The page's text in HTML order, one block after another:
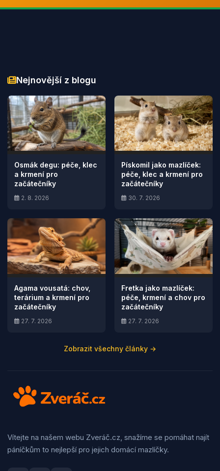
Nejnovější z blogu
Osmák degu: péče, klec
a krmení pro
začátečníky
2. 8. 2026
Pískomil jako mazlíček:
péče, klec a krmení pro
začátečníky
30. 7. 2026
Agama vousatá: chov,
terárium a krmení pro
začátečníky
27. 7. 2026
Fretka jako mazlíček:
péče, krmení a chov pro
začátečníky
27. 7. 2026
Zobrazit všechny články →
Vítejte na našem webu Zveráč.cz, snažíme se pomáhat najít
páníčkům to nejlepší pro jejich domácí mazlíčky.